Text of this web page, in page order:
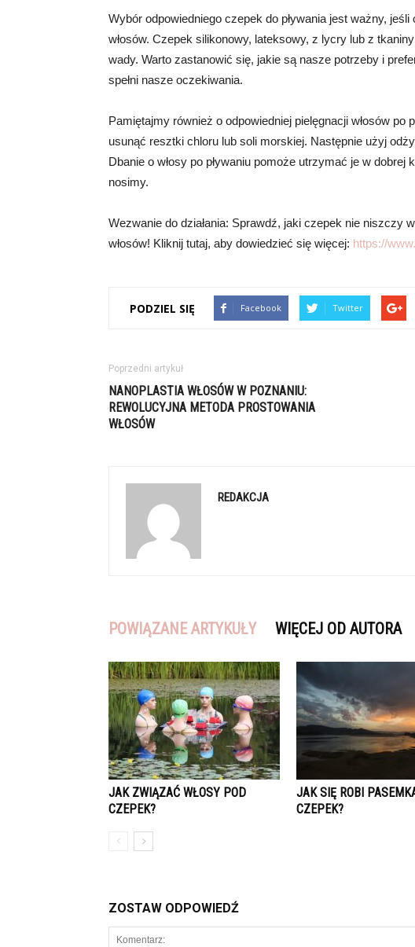
Wybór odpowiedniego czepek do pływania jest ważny,
włosów. Czepek silikonowy, lateksowy, z lycry lub z
wady. Warto zastanowić się, jakie są nasze potrzeby i
spełni nasze oczekiwania.
Pamiętajmy również o odpowiedniej pielęgnacji włosów po
usunąć resztki chloru lub soli morskiej. Następnie użyj
Dbanie o włosy po pływaniu pomoże utrzymać je w
nosimy.
Wezwanie do działania: Sprawdź, jaki czepek nie niszczy
włosów! Kliknij tutaj, aby dowiedzieć się więcej: https://
PODZIEL SIĘ Facebook Twitter
Poprzedni artykuł
NANOPLASTIA WŁOSÓW W POZNANIU:
REWOLUCYJNA METODA PROSTOWANIA
WŁOSÓW
REDAKCJA
POWIĄZANE ARTYKUŁY WIĘCEJ OD AUTORA
JAK ZWIĄZAĆ WŁOSY POD
CZEPEK?
JAK SIĘ ROBI
CZEPEK?
ZOSTAW ODPOWIEDŹ